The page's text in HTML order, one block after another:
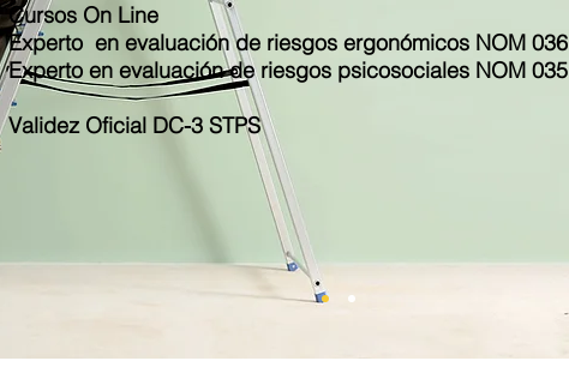
Cursos On Line
Experto en evaluación de riesgos ergonómicos​ NOM 036
Experto en evaluación de riesgos psicosociales NOM 035
Validez Oficial DC-3 STPS